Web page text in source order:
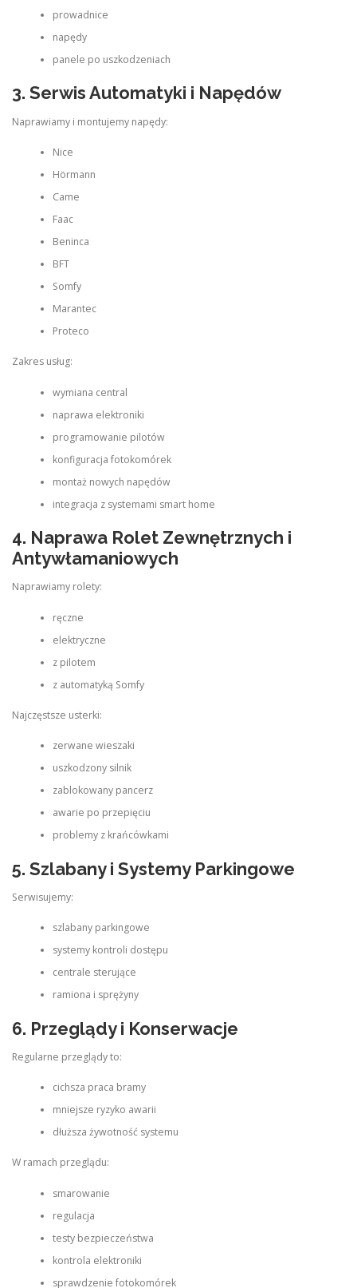
prowadnice
napędy
panele po uszkodzeniach
3. Serwis Automatyki i Napędów
Naprawiamy i montujemy napędy:
Nice
Hörmann
Came
Faac
Beninca
BFT
Somfy
Marantec
Proteco
Zakres usług:
wymiana central
naprawa elektroniki
programowanie pilotów
konfiguracja fotokomórek
montaż nowych napędów
integracja z systemami smart home
4. Naprawa Rolet Zewnętrznych i
Antywłamaniowych
Naprawiamy rolety:
ręczne
elektryczne
z pilotem
z automatyką Somfy
Najczęstsze usterki:
zerwane wieszaki
uszkodzony silnik
zablokowany pancerz
awarie po przepięciu
problemy z krańcówkami
5. Szlabany i Systemy Parkingowe
Serwisujemy:
szlabany parkingowe
systemy kontroli dostępu
centrale sterujące
ramiona i sprężyny
6. Przeglądy i Konserwacje
Regularne przeglądy to:
cichsza praca bramy
mniejsze ryzyko awarii
dłuższa żywotność systemu
W ramach przeglądu:
smarowanie
regulacja
testy bezpieczeństwa
kontrola elektroniki
sprawdzenie fotokomórek